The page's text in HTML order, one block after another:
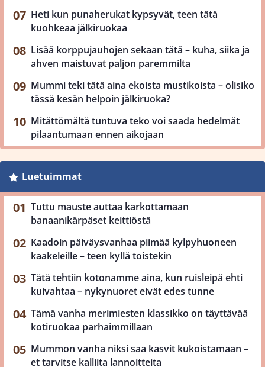
Heti kun punaherukat kypsyvät, teen tätä
kuohkeaa jälkiruokaa
Lisää korppujauhojen sekaan tätä – kuha, siika ja
ahven maistuvat paljon paremmilta
Mummi teki tätä aina ekoista mustikoista – olisiko
tässä kesän helpoin jälkiruoka?
Mitättömältä tuntuva teko voi saada hedelmät
pilaantumaan ennen aikojaan
Luetuimmat
Tuttu mauste auttaa karkottamaan
banaanikärpäset keittiöstä
Kaadoin päiväysvanhaa piimää kylpyhuoneen
kaakeleille – teen kyllä toistekin
Tätä tehtiin kotonamme aina, kun ruisleipä ehti
kuivahtaa – nykynuoret eivät edes tunne
Tämä vanha merimiesten klassikko on täyttävää
kotiruokaa parhaimmillaan
Mummon vanha niksi saa kasvit kukoistamaan –
et tarvitse kalliita lannoitteita